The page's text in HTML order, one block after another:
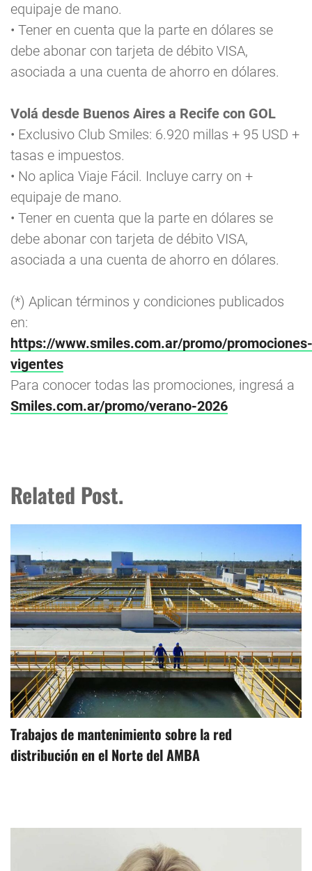
equipaje de mano.
• Tener en cuenta que la parte en dólares se
debe abonar con tarjeta de débito VISA,
asociada a una cuenta de ahorro en dólares.
Volá desde Buenos Aires a Recife con GOL
• Exclusivo Club Smiles: 6.920 millas + 95 USD +
tasas e impuestos.
• No aplica Viaje Fácil. Incluye carry on +
equipaje de mano.
• Tener en cuenta que la parte en dólares se
debe abonar con tarjeta de débito VISA,
asociada a una cuenta de ahorro en dólares.
(*) Aplican términos y condiciones publicados
en:
https://www.smiles.com.ar/promo/promociones-
vigentes
Para conocer todas las promociones, ingresá a
Smiles.com.ar/promo/verano-2026
Related Post.
Trabajos de mantenimiento sobre la red
distribución en el Norte del AMBA